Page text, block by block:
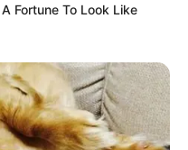
Fortune To Look Like